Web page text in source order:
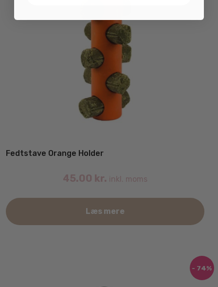
Fedtstave Orange Holder
45.00 kr. inkl. moms
Læs mere
- 74%